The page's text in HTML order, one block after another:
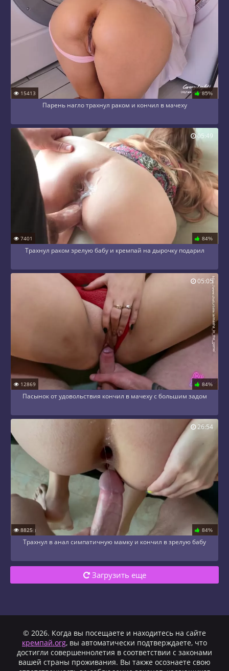
15413 85%
Парень нагло трахнул раком и кончил в мачеху
7401 84%
Трахнул раком зрелую бабу и кремпай на дырочку подарил
05:49
12869 84%
Пасынок от удовольствия кончил в мачеху с большим задом
05:05
8825 84%
Трахнул в анал симпатичную мамку и кончил в зрелую бабу
26:54
Загрузить еще
© 2026. Когда вы посещаете и находитесь на сайте
кремпай.org, вы автоматически подтверждаете, что
достигли совершеннолетия в соответствии с законами
вашей страны проживания. Вы также осознаете свою